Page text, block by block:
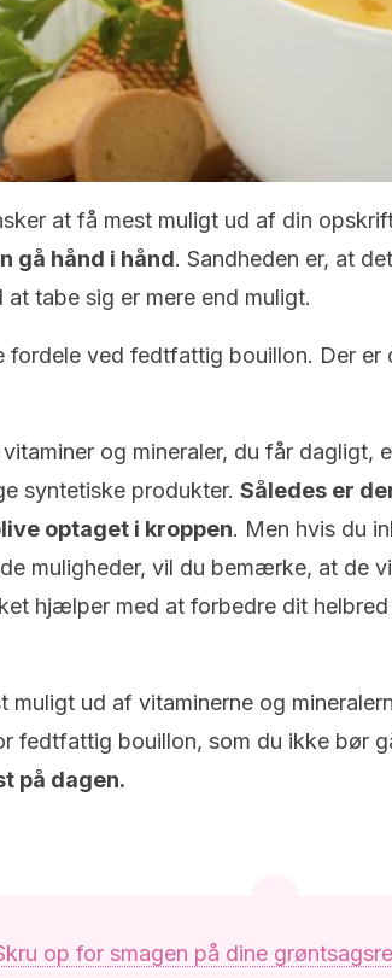
at få mest muligt ud af din
gå hånd i hånd. Sandheden er, at
at tabe sig er mere end muligt.
fordele ved fedtfattig bouillon. Der
og mineraler, du får dagligt,
syntetiske produkter. Således er
optaget i kroppen. Men hvis du
muligheder, vil du bemærke, at de
hjælper med at forbedre dit
muligt ud af vitaminerne og
fedtfattig bouillon, som du ikke bør
på dagen.
op for smagen på dine